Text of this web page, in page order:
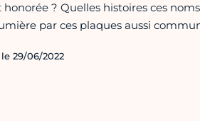
? Quelles histoires ces
par ces plaques aussi
29/06/2022